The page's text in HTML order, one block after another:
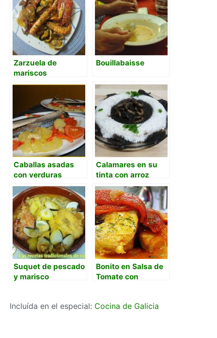
Zarzuela de
mariscos
Bouillabaisse
Caballas asadas
con verduras
Calamares en su
tinta con arroz
blanco
Suquet de pescado
y marisco
Bonito en Salsa de
Tomate con
Incluída en el especial: Cocina de Galicia